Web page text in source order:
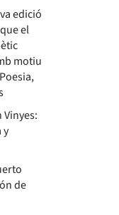
edició
el
motiu
y
de